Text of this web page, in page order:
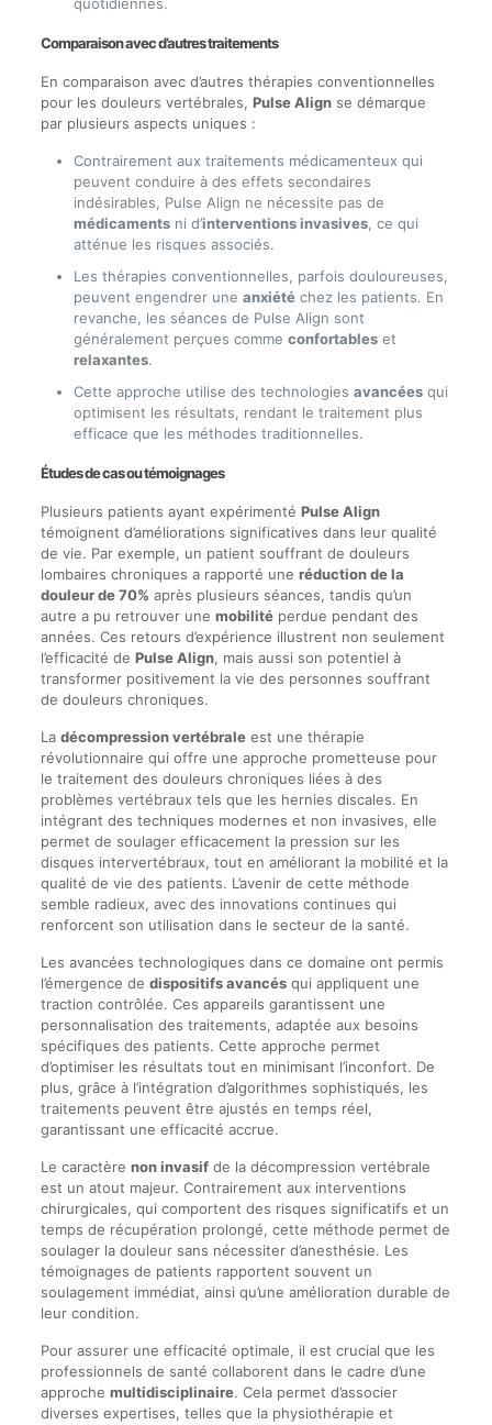
Comparaison avec d’autres traitements
En comparaison avec d’autres thérapies conventionnelles
pour les douleurs vertébrales, Pulse Alignse démarque
par plusieurs aspects uniques :
Contrairement aux traitements médicamenteux qui
peuvent conduire à des effets secondaires
indésirables, Pulse Align ne nécessite pas de
médicamentsni d’interventions invasives, ce qui
atténue les risques associés.
Les thérapies conventionnelles, parfois douloureuses,
peuvent engendrer une anxiétéchez les patients. En
revanche, les séances de Pulse Align sont
généralement perçues comme confortableset
relaxantes.
Cette approche utilise des technologies avancéesqui
optimisent les résultats, rendant le traitement plus
efficace que les méthodes traditionnelles.
Études de cas ou témoignages
Plusieurs patients ayant expérimenté Pulse Align
témoignent d’améliorations significatives dans leur qualité
de vie. Par exemple, un patient souffrant de douleurs
lombaires chroniques a rapporté une réduction de la
douleur de 70% après plusieurs séances, tandis qu’un
autre a pu retrouver une mobilitéperdue pendant des
années. Ces retours d’expérience illustrent non seulement
l’efficacité de Pulse Align, mais aussi son potentiel à
transformer positivement la vie des personnes souffrant
de douleurs chroniques.
La décompression vertébraleest une thérapie
révolutionnaire qui offre une approche prometteuse pour
le traitement des douleurs chroniques liées à des
problèmes vertébraux tels que les hernies discales. En
intégrant des techniques modernes et non invasives, elle
permet de soulager efficacement la pression sur les
disques intervertébraux, tout en améliorant la mobilité et la
qualité de vie des patients. L’avenir de cette méthode
semble radieux, avec des innovations continues qui
renforcent son utilisation dans le secteur de la santé.
Les avancées technologiques dans ce domaine ont permis
l’émergence de dispositifs avancésqui appliquent une
traction contrôlée. Ces appareils garantissent une
personnalisation des traitements, adaptée aux besoins
spécifiques des patients. Cette approche permet
d’optimiser les résultats tout en minimisant l’inconfort. De
plus, grâce à l’intégration d’algorithmes sophistiqués, les
traitements peuvent être ajustés en temps réel,
garantissant une efficacité accrue.
Le caractère non invasifde la décompression vertébrale
est un atout majeur. Contrairement aux interventions
chirurgicales, qui comportent des risques significatifs et un
temps de récupération prolongé, cette méthode permet de
soulager la douleur sans nécessiter d’anesthésie. Les
témoignages de patients rapportent souvent un
soulagement immédiat, ainsi qu’une amélioration durable de
leur condition.
Pour assurer une efficacité optimale, il est crucial que les
professionnels de santé collaborent dans le cadre d’une
approche multidisciplinaire. Cela permet d’associer
diverses expertises, telles que la physiothérapie et